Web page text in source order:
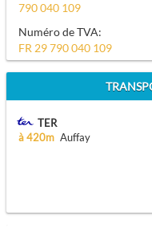
790 040 109
Numéro de TVA:
FR 29 790 040 109
TER
à 420m Auffay